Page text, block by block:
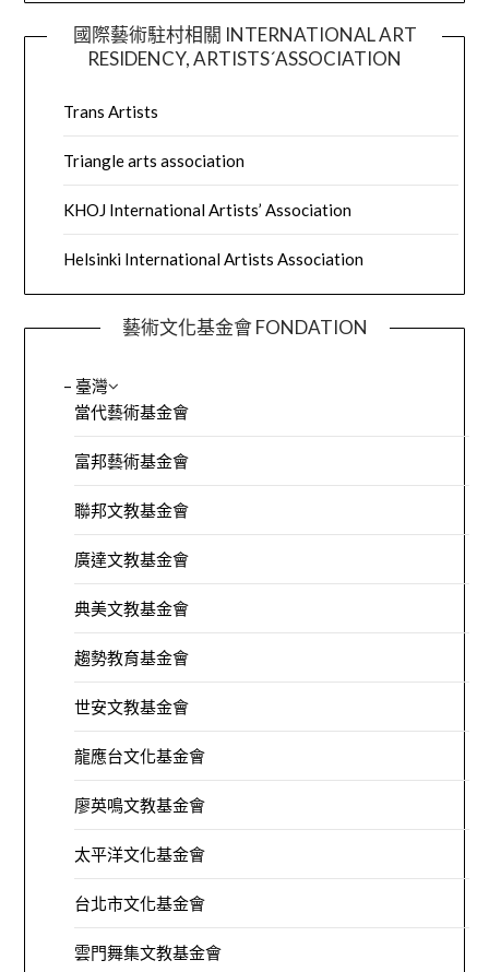
國際藝術駐村相關 INTERNATIONAL ART
RESIDENCY, ARTISTS´ASSOCIATION
Trans Artists
Triangle arts association
KHOJ International Artists’ Association
Helsinki International Artists Association
藝術文化基金會 FONDATION
– 臺灣
當代藝術基金會
富邦藝術基金會
聯邦文教基金會
廣達文教基金會
典美文教基金會
趨勢教育基金會
世安文教基金會
龍應台文化基金會
廖英鳴文教基金會
太平洋文化基金會
台北市文化基金會
雲門舞集文教基金會